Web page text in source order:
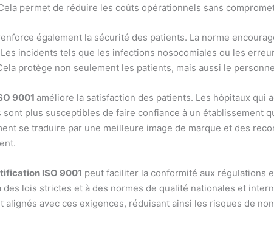
permet de réduire les coûts opérationnels sans
également la sécurité des patients. La norme
incidents tels que les infections nosocomiales ou les
protège non seulement les patients, mais aussi le
9001 améliore la satisfaction des patients. Les hôpitaux
sont plus susceptibles de faire confiance à un établissement
se traduire par une meilleure image de marque et des
ISO 9001 peut faciliter la conformité aux régulations
des lois strictes et à des normes de qualité nationales et
alignés avec ces exigences, réduisant ainsi les risques de